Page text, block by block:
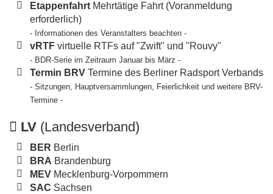
Etappenfahrt Mehrtätige Fahrt (Voranmeldung
erforderlich)
- Informationen des Veranstalters beachten -
vRTF virtuelle RTFs auf "Zwift" und "Rouvy"
- BDR-Serie im Zeitraum Januar bis März -
Termin BRV Termine des Berliner Radsport Verbands
- Sitzungen, Hauptversammlungen, Feierlichkeit und weitere BRV-
Termine -
LV (Landesverband)
BER Berlin
BRA Brandenburg
MEV Mecklenburg-Vorpommern
SAC Sachsen